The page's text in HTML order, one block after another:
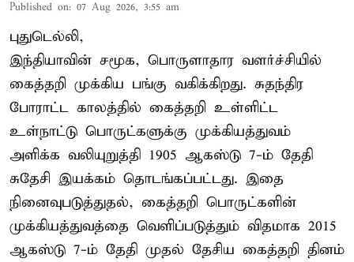
Published on: 07 Aug 2026, 3:55 am
புதுடெல்லி,
இந்தியாவின் சமூக, பொருளாதார வளர்ச்சியில்
கைத்தறி முக்கிய பங்கு வகிக்கிறது. சுதந்திர
போராட்ட காலத்தில் கைத்தறி உள்ளிட்ட
உள்நாட்டு பொருட்களுக்கு முக்கியத்துவம்
அளிக்க வலியுறுத்தி 1905 ஆகஸ்டு 7-ம் தேதி
சுதேசி இயக்கம் தொடங்கப்பட்டது. இதை
நினைவுபடுத்துதல், கைத்தறி பொருட்களின்
முக்கியத்துவத்தை வெளிப்படுத்தும் விதமாக 2015
ஆகஸ்டு 7-ம் தேதி முதல் தேசிய கைத்தறி தினம்